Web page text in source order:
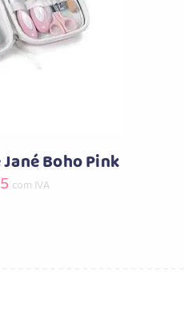
Boho Pink
com IVA